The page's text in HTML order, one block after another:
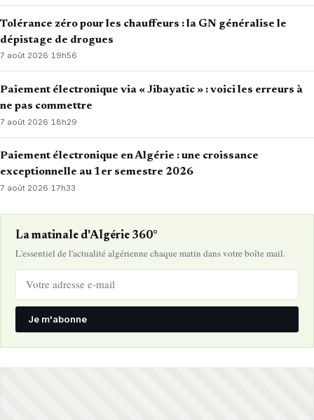
Tolérance zéro pour les chauffeurs : la GN généralise le
dépistage de drogues
7 août 2026·19h56
Paiement électronique via « Jibayatic » : voici les erreurs à
ne pas commettre
7 août 2026·18h29
Paiement électronique en Algérie : une croissance
exceptionnelle au 1er semestre 2026
7 août 2026·17h33
La matinale d'Algérie 360°
L'essentiel de l'actualité algérienne chaque matin dans votre boîte mail.
Je m'abonne